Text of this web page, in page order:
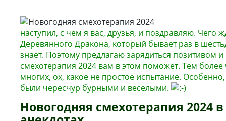
наступил, с чем я вас, друзья, и поздравляю. Чего
Деревянного Дракона, который бывает раз в
знает. Поэтому предлагаю зарядиться позитивом
смехотерапия 2024 вам в этом поможет. Тем более
многих, ох, какое не простое испытание.
были чересчур бурными и веселыми.
Новогодняя смехотерапия 2024